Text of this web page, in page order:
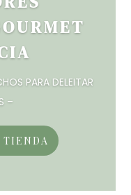
PARA DELEITAR
–
TIENDA